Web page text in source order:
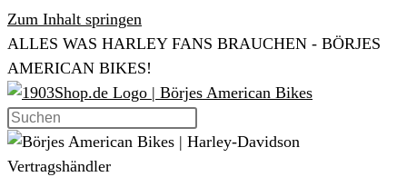
Zum Inhalt springen
ALLES WAS HARLEY FANS BRAUCHEN - BÖRJES
AMERICAN BIKES!